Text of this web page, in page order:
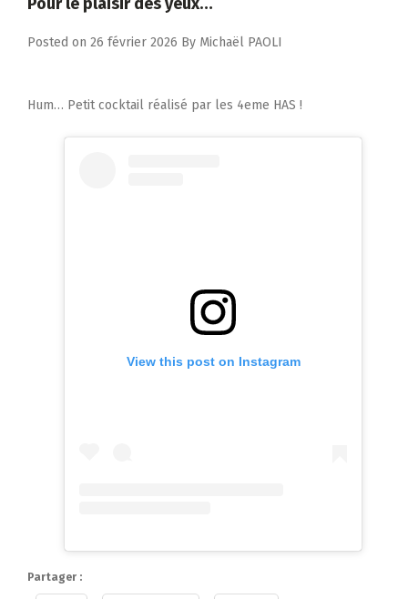
Posted on 26 février 2026 By Michaël PAOLI
Hum… Petit cocktail réalisé par les 4eme HAS !
View this post on Instagram
Partager :